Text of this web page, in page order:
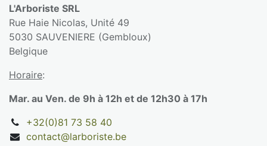
L'Arboriste SRL
Rue Haie Nicolas, Unité 49
5030 SAUVENIERE (Gembloux)
Belgique
Horaire:
Mar. au Ven. de 9h à 12h et de 12h30 à 17h
+32(0)81 73 58 40
contact@larboriste.be